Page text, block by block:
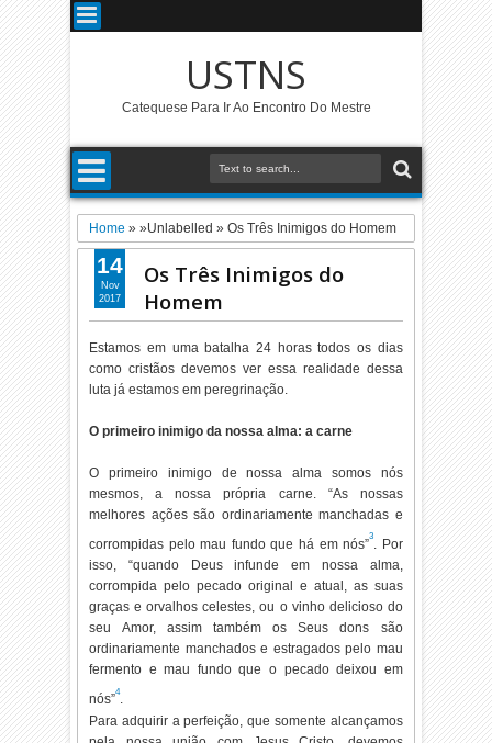
USTNS
Catequese Para Ir Ao Encontro Do Mestre
Home » »Unlabelled »Os Três Inimigos do Homem
Os Três Inimigos do
Homem
Estamos em uma batalha 24 horas todos os dias
como cristãos devemos ver essa realidade dessa
luta já estamos em peregrinação.
O primeiro inimigo da nossa alma: a carne
O primeiro inimigo de nossa alma somos nós
mesmos, a nossa própria carne. “As nossas
melhores ações são ordinariamente manchadas e
corrompidas pelo mau fundo que há em nós”
3
. Por
isso, “quando Deus infunde em nossa alma,
corrompida pelo pecado original e atual, as suas
graças e orvalhos celestes, ou o vinho delicioso do
seu Amor, assim também os Seus dons são
ordinariamente manchados e estragados pelo mau
fermento e mau fundo que o pecado deixou em
nós”
4
.
Para adquirir a perfeição, que somente alcançamos
14
Nov
2017